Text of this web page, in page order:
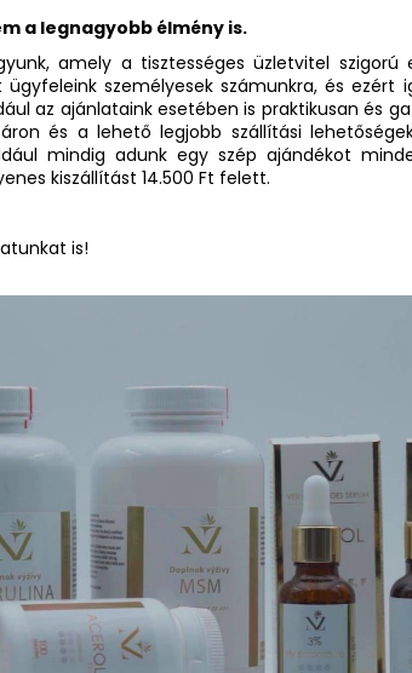
a legnagyobb élmény is.
amely a tisztességes üzletvitel szigorú
személyesek számunkra, és ezért
az ajánlataink esetében is praktikusan és
és a lehető legjobb szállítási
mindig adunk egy szép ajándékot
kiszállítást 14.500 Ft felett.
is!